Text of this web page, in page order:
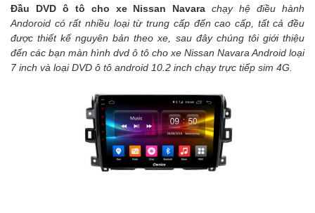
Đầu DVD ô tô cho xe Nissan Navara chạy hệ điều hành
Andoroid có rất nhiều loại từ trung cấp đến cao cấp, tất cả đều
được thiết kế nguyên bản theo xe, sau đây chúng tôi giới thiệu
đến các bạn màn hình dvd ô tô cho xe Nissan Navara Android loại
7 inch và loại DVD ô tô android 10.2 inch chạy trực tiếp sim 4G.